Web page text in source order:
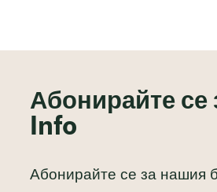
Абонирайте се
Info
Абонирайте се за нашия